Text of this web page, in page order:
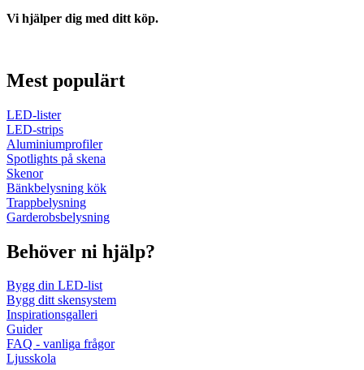
Vi hjälper dig med ditt köp.
Mest populärt
LED-lister
LED-strips
Aluminiumprofiler
Spotlights på skena
Skenor
Bänkbelysning kök
Trappbelysning
Garderobsbelysning
Behöver ni hjälp?
Bygg din LED-list
Bygg ditt skensystem
Inspirationsgalleri
Guider
FAQ - vanliga frågor
Ljusskola